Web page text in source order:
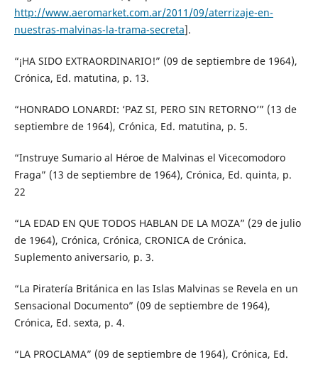
http://www.aeromarket.com.ar/2011/09/aterrizaje-en-
nuestras-malvinas-la-trama-secreta].
“¡HA SIDO EXTRAORDINARIO!” (09 de septiembre de 1964),
Crónica, Ed. matutina, p. 13.
“HONRADO LONARDI: ‘PAZ SI, PERO SIN RETORNO’” (13 de
septiembre de 1964), Crónica, Ed. matutina, p. 5.
“Instruye Sumario al Héroe de Malvinas el Vicecomodoro
Fraga” (13 de septiembre de 1964), Crónica, Ed. quinta, p.
22
“LA EDAD EN QUE TODOS HABLAN DE LA MOZA” (29 de julio
de 1964), Crónica, Crónica, CRONICA de Crónica.
Suplemento aniversario, p. 3.
“La Piratería Británica en las Islas Malvinas se Revela en un
Sensacional Documento” (09 de septiembre de 1964),
Crónica, Ed. sexta, p. 4.
“LA PROCLAMA” (09 de septiembre de 1964), Crónica, Ed.